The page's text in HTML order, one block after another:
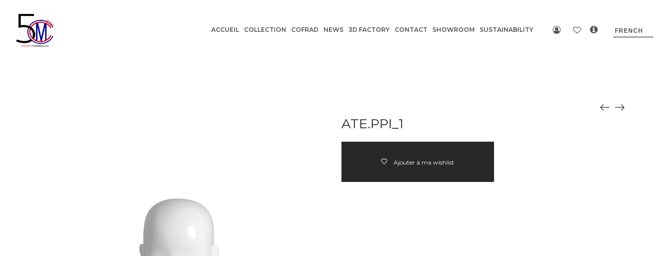
ACCUEIL COLLECTION COFRAD NEWS 3D FACTORY CONTACT SHOWROOM SUSTAINABILITY
ATE.PPI_1
Ajouter à ma wishlist